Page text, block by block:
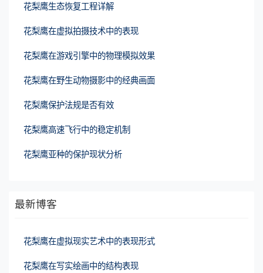
花梨鹰生态恢复工程详解
花梨鹰在虚拟拍摄技术中的表现
花梨鹰在游戏引擎中的物理模拟效果
花梨鹰在野生动物摄影中的经典画面
花梨鹰保护法规是否有效
花梨鹰高速飞行中的稳定机制
花梨鹰亚种的保护现状分析
最新博客
花梨鹰在虚拟现实艺术中的表现形式
花梨鹰在写实绘画中的结构表现